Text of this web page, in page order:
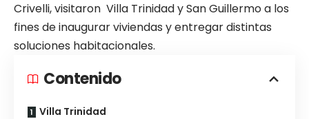
Crivelli, visitaron Villa Trinidad y San Guillermo a los
fines de inaugurar viviendas y entregar distintas
soluciones habitacionales.
Contenido
Villa Trinidad